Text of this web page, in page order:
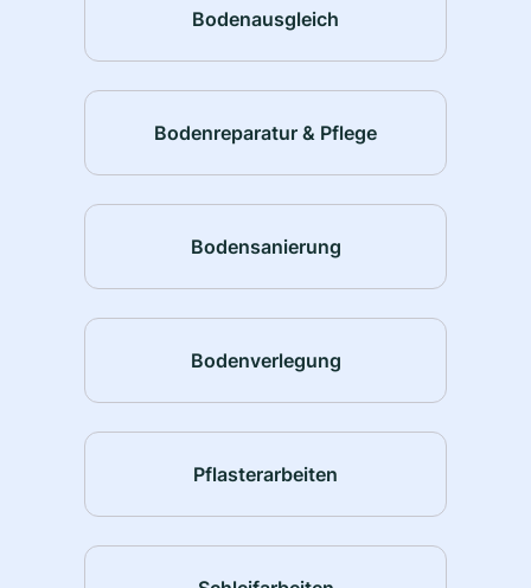
Bodenausgleich
Bodenreparatur & Pflege
Bodensanierung
Bodenverlegung
Pflasterarbeiten